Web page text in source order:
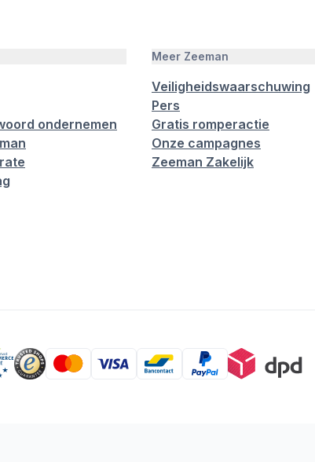
ondernemen
Meer Zeeman
Veiligheidswaarschuwing
Pers
Gratis romperactie
Onze campagnes
Zeeman Zakelijk